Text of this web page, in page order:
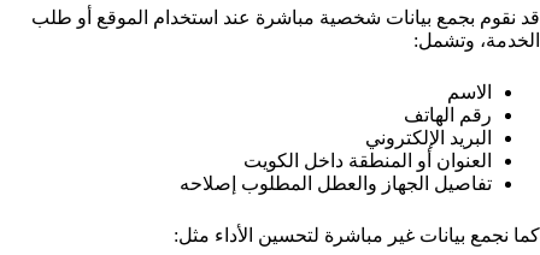
قد نقوم بجمع بيانات شخصية مباشرة عند استخدام الموقع أو طلب
الخدمة، وتشمل:
الاسم
رقم الهاتف
البريد الإلكتروني
العنوان أو المنطقة داخل الكويت
تفاصيل الجهاز والعطل المطلوب إصلاحه
كما نجمع بيانات غير مباشرة لتحسين الأداء مثل: